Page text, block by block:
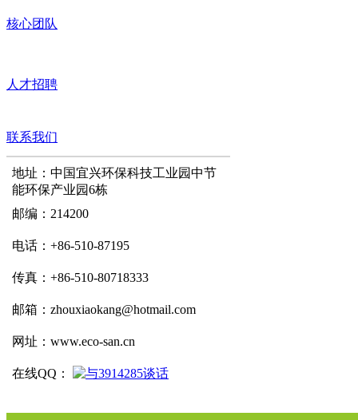
核心团队
人才招聘
联系我们
地址：中国宜兴环保科技工业园中节
能环保产业园6栋
邮编：214200
电话：+86-510-87195
传真：+86-510-80718333
邮箱：zhouxiaokang@hotmail.com
网址：www.eco-san.cn
在线QQ：